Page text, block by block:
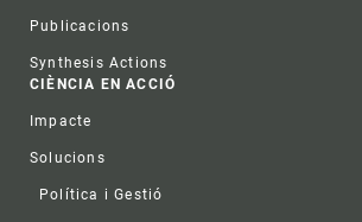
Publicacions
Synthesis Actions
CIÈNCIA EN ACCIÓ
Impacte
Solucions
Política i Gestió